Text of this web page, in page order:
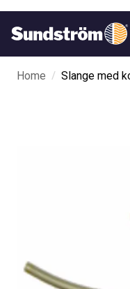
Home / Slange med